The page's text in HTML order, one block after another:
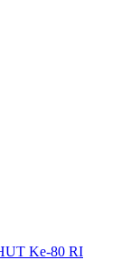
Ke-80 RI